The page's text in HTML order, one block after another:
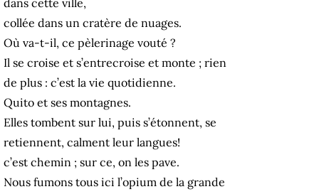
dans cette ville,
collée dans un cratère de nuages.
Où va-t-il, ce pèlerinage vouté ?
Il se croise et s’entrecroise et monte ; rien
de plus : c’est la vie quotidienne.
Quito et ses montagnes.
Elles tombent sur lui, puis s’étonnent, se
retiennent, calment leur langues!
c’est chemin ; sur ce, on les pave.
Nous fumons tous ici l’opium de la grande